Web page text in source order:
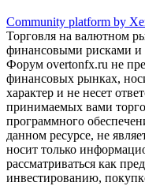
Community platform by
Торговля на валютном
финансовыми рисками и
Форум overtonfx.ru не
финансовых рынках,
характер и не несет
принимаемых вами
программного
данном ресурсе, не
носит только
рассматриваться как
инвестированию,